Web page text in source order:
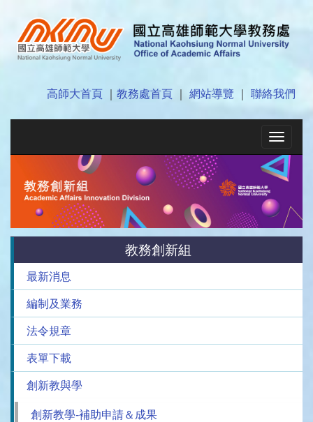
高師大首頁 教務處首頁 網站導覽 聯絡我們
Toggle
教務創新組
最新消息
編制及業務
法令規章
表單下載
創新教與學
創新教學-補助申請＆成果